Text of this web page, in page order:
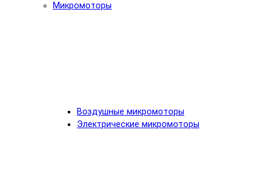
Микромоторы
Воздушные микромоторы
Электрические микромоторы